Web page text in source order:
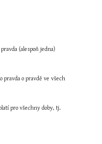
(alespoň jedna)
pravda o pravdě ve všech
pro všechny doby, tj.